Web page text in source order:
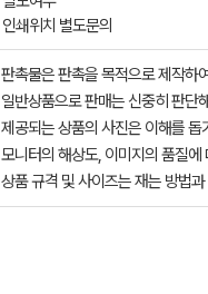
인쇄위치 별도문의
판촉물은 판촉을 목적으로 제작하
일반상품으로 판매는 신중히 판단
제공되는 상품의 사진은 이해를
모니터의 해상도, 이미지의 품질
상품 규격 및 사이즈는 재는 방법